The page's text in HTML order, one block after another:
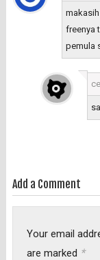
freenya
pemula
Add a Comment
Your email
are marked *